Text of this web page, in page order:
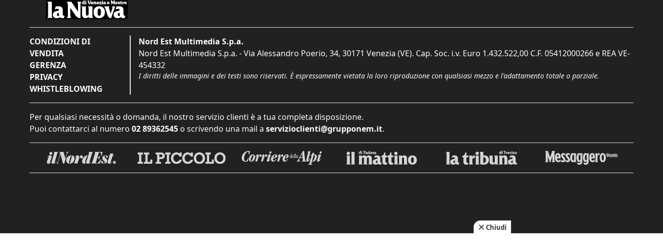
CONDIZIONI DI
VENDITA
GERENZA
PRIVACY
WHISTLEBLOWING
Nord Est Multimedia S.p.a.
Nord Est Multimedia S.p.a. - Via Alessandro Poerio, 34, 30171 Venezia (VE). Cap. Soc. i.v. Euro 1.432.522,00 C.F. 05412000266 e REA VE-
454332
I diritti delle immagini e dei testi sono riservati. È espressamente vietata la loro riproduzione con qualsiasi mezzo e l'adattamento totale o parziale.
Per qualsiasi necessità o domanda, il nostro servizio clienti è a tua completa disposizione.
Puoi contattarci al numero 02 89362545 o scrivendo una mail a servizioclienti@grupponem.it.
Chiudi